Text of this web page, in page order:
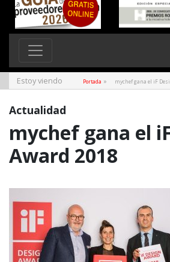
Estoy viendo Portada » mychef gana el iF
Actualidad
mychef gana el
Award 2018